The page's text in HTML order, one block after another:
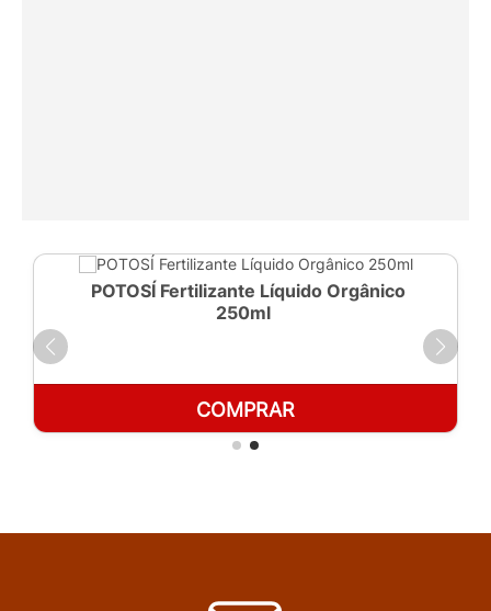
POTOSÍ Fertilizante Líquido Orgânico
250ml
COMPRAR